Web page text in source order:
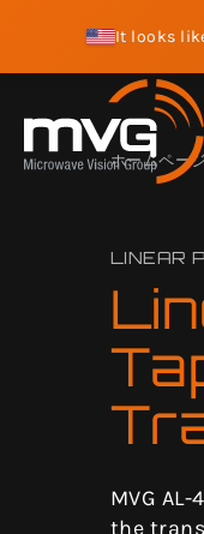
It looks
ホームページ
LINEAR
MVG
the